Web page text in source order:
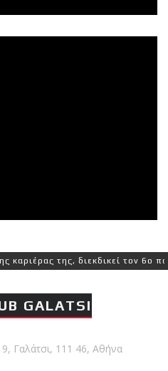
της, διεκδικεί τον 6ο
GALATSI
Γαλάτσι, 111 46, Αθήνα